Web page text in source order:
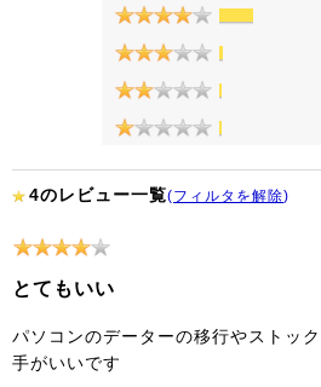
4のレビュー一覧(フィルタを解除)
とてもいい
パソコンのデーターの移行やストッ
手がいいです